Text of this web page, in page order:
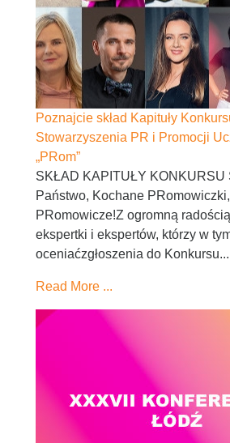
Poznajcie skład Kapituły
Stowarzyszenia PR i Promocji
„PRom”
SKŁAD KAPITUŁY KONKURSU
Państwo, Kochane
PRomowicze!Z ogromną
ekspertki i ekspertów, którzy w
oceniaćzgłoszenia do Konkursu...
Read More ...